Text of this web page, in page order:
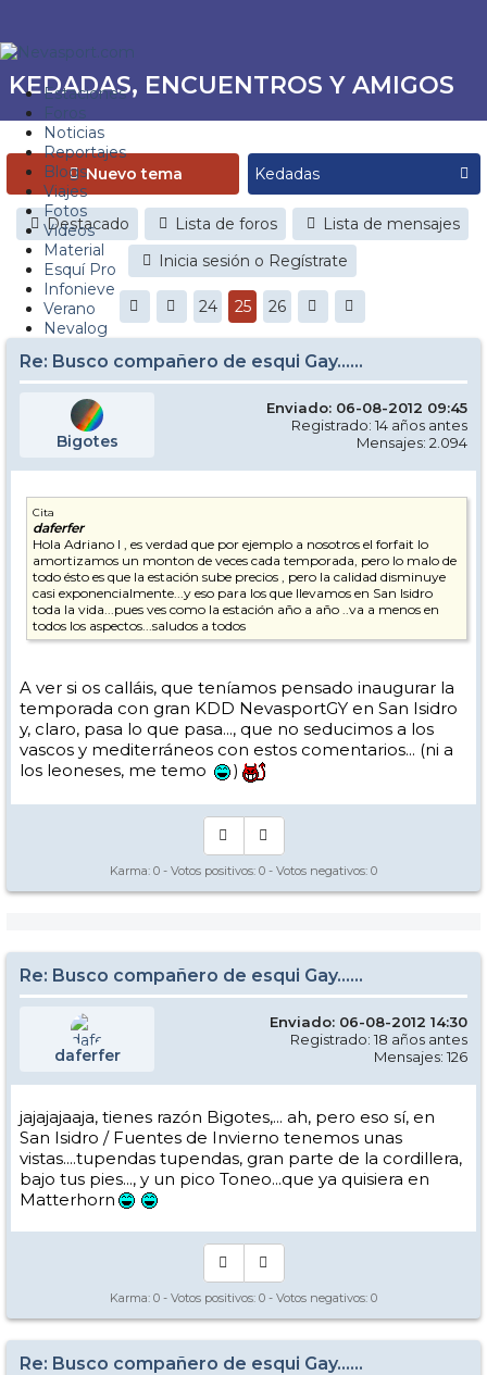
Estaciones
Foros
Noticias
Reportajes
Blogs
Viajes
Fotos
Videos
Material
Esquí Pro
Infonieve
Verano
Nevalog
KEDADAS, ENCUENTROS Y AMIGOS
Nuevo tema
Destacado Lista de foros
Lista de mensajes
Inicia sesión o Regístrate
24 25 26
Re: Busco compañero de esqui Gay......
Bigotes
Enviado: 06-08-2012 09:45
Registrado: 14 años antes
Mensajes: 2.094
Cita
daferfer
Hola Adriano I , es verdad que por ejemplo a nosotros el forfait lo
amortizamos un monton de veces cada temporada, pero lo malo de
todo ésto es que la estación sube precios , pero la calidad disminuye
casi exponencialmente...y eso para los que llevamos en San Isidro
toda la vida...pues ves como la estación año a año ..va a menos en
todos los aspectos...saludos a todos
A ver si os calláis, que teníamos pensado inaugurar la
temporada con gran KDD NevasportGY en San Isidro
y, claro, pasa lo que pasa..., que no seducimos a los
vascos y mediterráneos con estos comentarios... (ni a
los leoneses, me temo
)
Karma: 0 - Votos positivos: 0 - Votos negativos: 0
Re: Busco compañero de esqui Gay......
daferfer
Enviado: 06-08-2012 14:30
Registrado: 18 años antes
Mensajes: 126
jajajajaaja, tienes razón Bigotes,... ah, pero eso sí, en
San Isidro / Fuentes de Invierno tenemos unas
vistas....tupendas tupendas, gran parte de la cordillera,
bajo tus pies..., y un pico Toneo...que ya quisiera en
Matterhorn
Karma: 0 - Votos positivos: 0 - Votos negativos: 0
Re: Busco compañero de esqui Gay......